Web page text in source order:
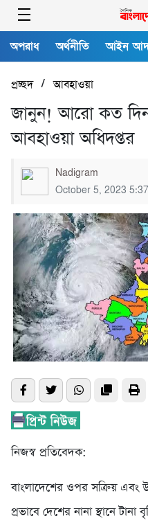
অপরাধ অর্থনীতি আইন
প্রচ্ছদ/আবহাওয়া
জানুন! আরো কত দিন
আবহাওয়া অধিদপ্তর
Nadigram
October 5, 2023
নিজস্ব প্রতিবেদক:
বাংলাদেশের ওপর সক্রিয় এবং
প্রভাবে দেশের নানা স্থানে